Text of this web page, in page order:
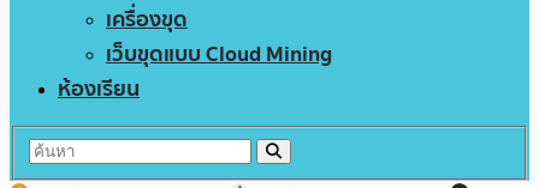
เครื่องขุด
เว็บขุดแบบ Cloud Mining
ห้องเรียน